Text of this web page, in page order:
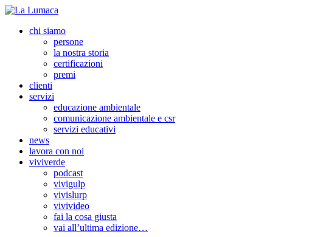
chi siamo
persone
la nostra storia
certificazioni
premi
clienti
servizi
educazione ambientale
comunicazione ambientale e csr
servizi educativi
news
lavora con noi
viviverde
podcast
vivigulp
vivislurp
vivivideo
fai la cosa giusta
vai all’ultima edizione…